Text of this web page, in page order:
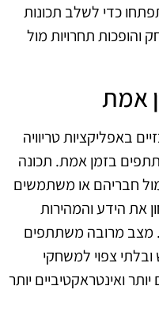
כדי לשלב תכונות
תחרויות מול
אמת
באפליקציות טריוויה
בזמן אמת. תכונה
חבריהם או משתמשים
את הידע והמהירות
מצב מרובה משתתפים
צפוי למשחקי
ואינטראקטיביים יותר